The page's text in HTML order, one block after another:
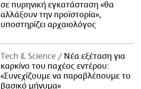
σε πυρηνική εγκατάσταση «θα
αλλάξουν την προϊστορία»,
υποστηρίζει αρχαιολόγος
Τech & Science
Νέα εξέταση για
καρκίνο του παχέος εντέρου:
«Συνεχίζουμε να παραβλέπουμε το
βασικό μήνυμα»